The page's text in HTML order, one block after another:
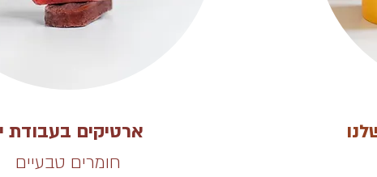
ארטיקים בעבודת
חומרים טבעיים